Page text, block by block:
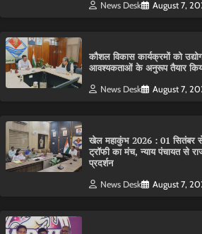
News Desk August 7,
कौशल विकास कार्यक्रमों को
आवश्यकताओं के अनुरूप तैयार
News Desk August 7,
खेल महाकुंभ 2026 : 01 सितंबर से
ट्रॉफी का मंच, न्याय पंचायत से
प्रदर्शन
News Desk August 7,